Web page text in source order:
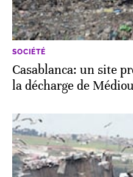
SOCIÉTÉ
Casablanca: un site
la décharge de